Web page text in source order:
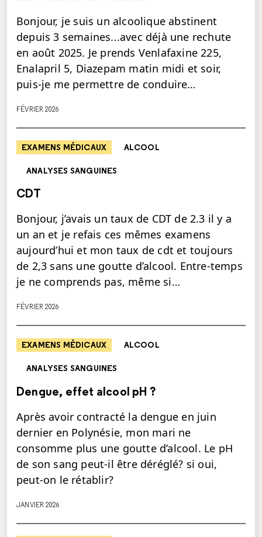
Bonjour, je suis un alcoolique abstinent
depuis 3 semaines...avec déjà une rechute
en août 2025. Je prends Venlafaxine 225,
Enalapril 5, Diazepam matin midi et soir,
puis-je me permettre de conduire…
FÉVRIER 2026
EXAMENS MÉDICAUX ALCOOL
ANALYSES SANGUINES
CDT
Bonjour, j’avais un taux de CDT de 2.3 il y a
un an et je refais ces mêmes examens
aujourd’hui et mon taux de cdt et toujours
de 2,3 sans une goutte d’alcool. Entre-temps
je ne comprends pas, même si…
FÉVRIER 2026
EXAMENS MÉDICAUX ALCOOL
ANALYSES SANGUINES
Dengue, effet alcool pH ?
Après avoir contracté la dengue en juin
dernier en Polynésie, mon mari ne
consomme plus une goutte d’alcool. Le pH
de son sang peut-il être déréglé? si oui,
peut-on le rétablir?
JANVIER 2026